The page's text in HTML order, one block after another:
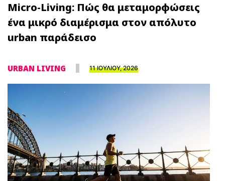
Micro-Living: Πώς θα μεταμορφώσεις
ένα μικρό διαμέρισμα στον απόλυτο
urban παράδεισο
URBAN LIVING 11 ΙΟΥΛΙΟΥ, 2026